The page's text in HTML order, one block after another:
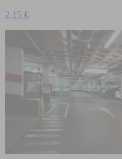
2,15 €